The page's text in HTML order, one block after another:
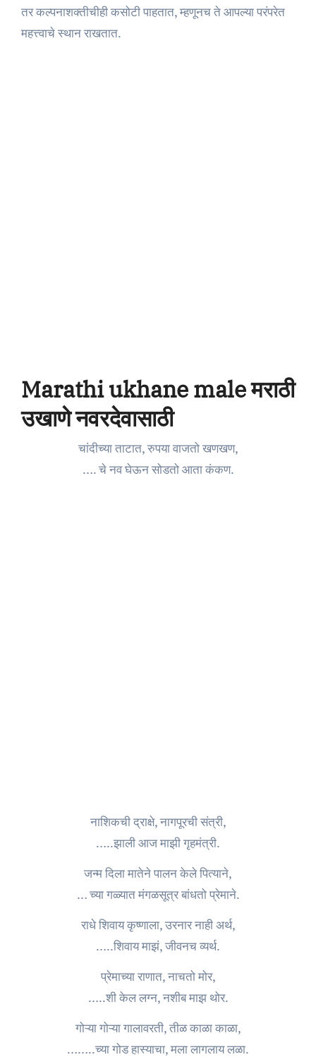
तर कल्पनाशक्तीचीही कसोटी पाहतात, म्हणूनच ते आपल्या परंपरेत
महत्त्वाचे स्थान राखतात.
Marathi ukhane male मराठी
उखाणे नवरदेवासाठी
चांदीच्या ताटात, रुपया वाजतो खणखण,
…. चे नव घेऊन सोडतो आता कंकण.
नाशिकची द्राक्षे, नागपूरची संत्री,
…..झाली आज माझी गृहमंत्री.
जन्म दिला मातेने पालन केले पित्याने,
… च्या गळ्यात मंगळसूत्र बांधतो प्रेमाने.
राधे शिवाय कृष्णाला, उरनार नाही अर्थ,
…..शिवाय माझं, जीवनच व्यर्थ.
प्रेमाच्या राणात, नाचतो मोर,
…..शी केल लग्न, नशीब माझ थोर.
गोऱ्या गोऱ्या गालावरती, तीळ काळा काळा,
……..च्या गोड हास्याचा, मला लागलाय लळा.